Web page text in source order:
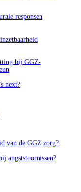
responsen
bij GGZ-
next?
van de GGZ zorg?
angststoornissen?